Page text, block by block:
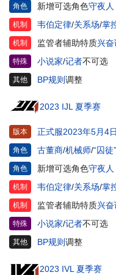
角色 新增可选角色守夜人
机制 韦伯定律/关系场/掌
机制 监管者辅助特质兴奋
特殊 小说家/记者不可选
其他 BP规则调整
2023 IJL 夏季赛
版本 正式服2023年5月4
角色 古董商/机械师/“囚徒”
角色 新增可选角色守夜人
机制 韦伯定律/关系场/掌
机制 监管者辅助特质兴奋
特殊 小说家/记者不可选
其他 BP规则调整
2023 IVL 夏季赛